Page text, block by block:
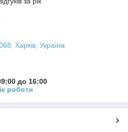
Харків, Україна
до 16:00
роботи